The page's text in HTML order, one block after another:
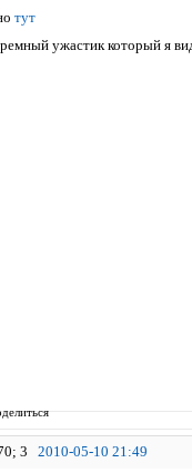
тут
ужастик который я
3 2010-05-10 21:49